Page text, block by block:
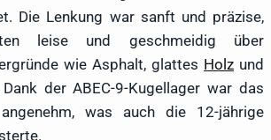
Die Lenkung war sanft und präzise,
leise und geschmeidig über
wie Asphalt, glattes Holz und
der ABEC-9-Kugellager war das
was auch die 12-jährige